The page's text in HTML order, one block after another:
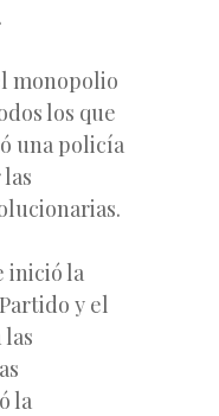
monopolio
los que
una policía
inició la
y el
la